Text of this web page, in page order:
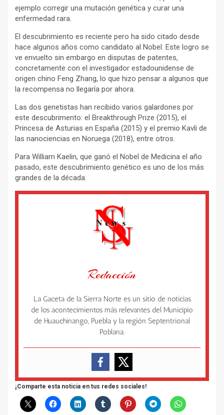
ejemplo corregir una mutación genética y curar una
enfermedad rara.
El descubrimiento es reciente pero ha sido citado desde
hace algunos años como candidato al Nobel. Este logro se
ve envuelto sin embargo en disputas de patentes,
concretamente con el investigador estadounidense de
origen chino Feng Zhang, lo que hizo pensar a algunos que
la recompensa no llegaría por ahora.
Las dos genetistas han recibido varios galardones por
este descubrimento: el Breakthrough Prize (2015), el
Princesa de Asturias en España (2015) y el premio Kavli de
las nanociencias en Noruega (2018), entre otros.
Para William Kaelin, que ganó el Nobel de Medicina el año
pasado, este descubrimiento genético es uno de los más
grandes de la década.
Redacción
La Gaceta de la Sierra Norte es un sitio de noticias
de los acontecimientos más relevantes del Municipio
de Huauchinango, Puebla y la región Septentrional
Poblana.
¡Comparte esta noticia en tus redes sociales!